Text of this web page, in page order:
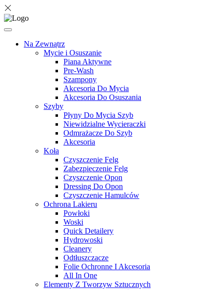
Na Zewnątrz
Mycie i Osuszanie
Piana Aktywne
Pre-Wash
Szampony
Akcesoria Do Mycia
Akcesoria Do Osuszania
Szyby
Płyny Do Mycia Szyb
Niewidzialne Wycieraczki
Odmrażacze Do Szyb
Akcesoria
Koła
Czyszczenie Felg
Zabezpieczenie Felg
Czyszczenie Opon
Dressing Do Opon
Czyszczenie Hamulców
Ochrona Lakieru
Powłoki
Woski
Quick Detailery
Hydrowoski
Cleanery
Odtłuszczacze
Folie Ochronne I Akcesoria
All In One
Elementy Z Tworzyw Sztucznych